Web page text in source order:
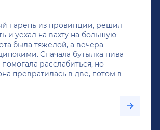
парень из провинции, решил
и уехал на вахту на большую
была тяжелой, а вечера —
Сначала бутылка пива
расслабиться, но
превратилась в две, потом в
и вот он уже пил почти
кодирование по методу